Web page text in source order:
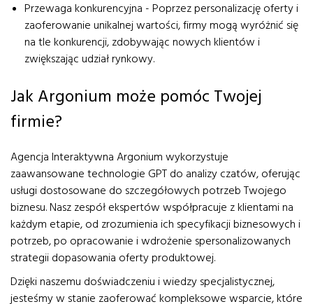
Przewaga konkurencyjna - Poprzez personalizację oferty i
zaoferowanie unikalnej wartości, firmy mogą wyróżnić się
na tle konkurencji, zdobywając nowych klientów i
zwiększając udział rynkowy.
Jak Argonium może pomóc Twojej
firmie?
Agencja Interaktywna Argonium wykorzystuje
zaawansowane technologie GPT do analizy czatów, oferując
usługi dostosowane do szczegółowych potrzeb Twojego
biznesu. Nasz zespół ekspertów współpracuje z klientami na
każdym etapie, od zrozumienia ich specyfikacji biznesowych i
potrzeb, po opracowanie i wdrożenie spersonalizowanych
strategii dopasowania oferty produktowej.
Dzięki naszemu doświadczeniu i wiedzy specjalistycznej,
jesteśmy w stanie zaoferować kompleksowe wsparcie, które